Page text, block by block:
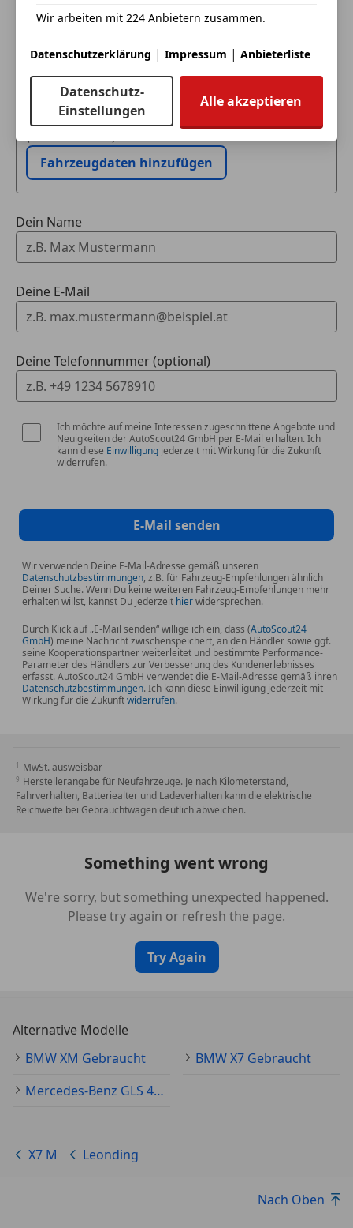
Totwinkel-Assistent
Verkehrszeichenerkennung
Wegfahrsperre
Zentralverriegelung
Extras
Alufelgen
Anhängerkupplung
Dachreling
Schaltwippen
Scheinwerferreinigung
Sportpaket
Sportsitze
Sprachsteuerung
adaptive Geschwindigkeitsregelung,
Notbremsassistent u.v.m.)
*Gepäckraum-Trennnetz
*Innenausstattung mit CraftedClarity
Glasapplikationen und Carbon-Interieurleisten
*Lederbezogene Instrumententafel
*5-Zonen Klimaautomatik mit automatischer
Umluftsteuerung
*Komfortpaket mit Massagefunktion für die
Vordersitze
Technic, Sportauspuff
*Panoramadach Sky Lounge mit LED-Beleuchtung
und elektrischem Vordach
*Parkassistent Professional inkl. 360°-Kamera
*Bowers & Wilkins Premium Soundsystem
*Standheizung mit Fernbedienung
Weitere Ausstattungsmerkmale:
*BMW Live Cockpit Professional mit Head-up-Display
*DAB+ Radio, induktive Ladestation für Smartphones
*Elektrisch verstellbare Komfortsitze mit Memory-
*Soft-Close-Türen und Heckklappe
*Luftfederung mit Niveauregulierung und
Rückfahrassistent)
Eintauschwagen: Kaufen und verkaufen in nur einem
Schritt
Ich möchte mein Auto in Zahlung geben
Fahrzeugdaten hinzufügen
Dein Name
Deine E-Mail
Deine Telefonnummer (optional)
Ich möchte auf meine Interessen zugeschnittene Angebote und
Neuigkeiten der AutoScout24 GmbH per E-Mail erhalten. Ich
kann diese Einwilligung jederzeit mit Wirkung für die Zukunft
widerrufen.
E-Mail senden
Wir verwenden Deine E-Mail-Adresse gemäß unseren
Datenschutzbestimmungen, z.B. für Fahrzeug-Empfehlungen ähnlich
Deiner Suche. Wenn Du keine weiteren Fahrzeug-Empfehlungen mehr
erhalten willst, kannst Du jederzeit hierwidersprechen.
Durch Klick auf „E-Mail senden“ willige ich ein, dass (AutoScout24
GmbH) meine Nachricht zwischenspeichert, an den Händler sowie ggf.
seine Kooperationspartner weiterleitet und bestimmte Performance-
Parameter des Händlers zur Verbesserung des Kundenerlebnisses
erfasst. AutoScout24 GmbH verwendet die E-Mail-Adresse gemäß ihren
Datenschutzbestimmungen. Ich kann diese Einwilligung jederzeit mit
Wirkung für die Zukunftwiderrufen.
MwSt. ausweisbar
Herstellerangabe für Neufahrzeuge. Je nach Kilometerstand,
Fahrverhalten, Batteriealter und Ladeverhalten kann die elektrische
Reichweite bei Gebrauchtwagen deutlich abweichen.
Something went wrong
We're sorry, but something unexpected happened.
Please try again or refresh the page.
Try Again
Alternative Modelle
BMW XM Gebraucht
BMW X7 Gebraucht
Mercedes-Benz GLS 400 Gebraucht
X7 M Leonding
Nach Oben
Wir arbeiten mit 224 Anbietern zusammen.
Datenschutzerklärung | Impressum | Anbieterliste
Datenschutz-
Einstellungen
Alle akzeptieren